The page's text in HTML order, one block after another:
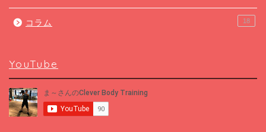
コラム 18
YouTube